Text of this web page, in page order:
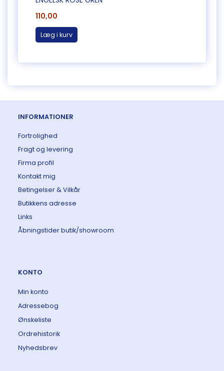
110,00
Læg i kurv
INFORMATIONER
Fortrolighed
Fragt og levering
Firma profil
Kontakt mig
Betingelser & Vilkår
Butikkens adresse
Links
Åbningstider butik/showroom
KONTO
Min konto
Adressebog
Ønskeliste
Ordrehistorik
Nyhedsbrev